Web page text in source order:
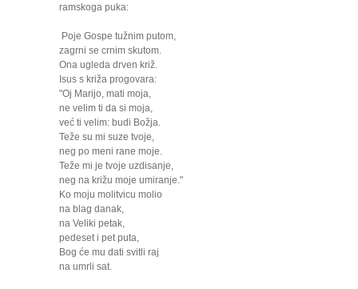
ramskoga puka:
Poje Gospe tužnim putom,
zagrni se crnim skutom.
Ona ugleda drven križ.
Isus s križa progovara:
"Oj Marijo, mati moja,
ne velim ti da si moja,
već ti velim: budi Božja.
Teže su mi suze tvoje,
neg po meni rane moje.
Teže mi je tvoje uzdisanje,
neg na križu moje umiranje."
Ko moju molitvicu molio
na blag danak,
na Veliki petak,
pedeset i pet puta,
Bog će mu dati svitli raj
na umrli sat.